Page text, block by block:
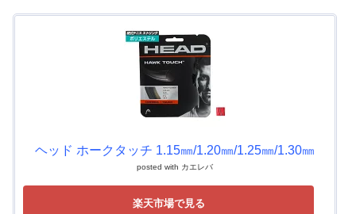
ヘッド ホークタッチ 1.15㎜/1.20㎜/1.25㎜/1.30㎜
posted with カエレバ
楽天市場で見る